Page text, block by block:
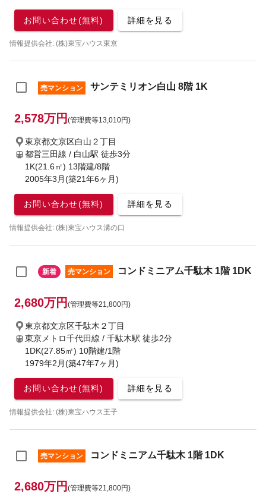
お問い合わせ(無料) 詳細を見る
情報提供会社: (株)東宝ハウス東京
売マンション サンテミリオン白山 8階 1K
2,578万円 (管理費等13,010円)
東京都文京区白山２丁目
都営三田線 / 白山駅 徒歩3分
1K(21.6㎡) 13階建/8階
2005年3月(築21年6ヶ月)
お問い合わせ(無料) 詳細を見る
情報提供会社: (株)東宝ハウス溝の口
新着 売マンション コンドミニアム千駄木 1階 1DK
2,680万円 (管理費等21,800円)
東京都文京区千駄木２丁目
東京メトロ千代田線 / 千駄木駅 徒歩2分
1DK(27.85㎡) 10階建/1階
1979年2月(築47年7ヶ月)
お問い合わせ(無料) 詳細を見る
情報提供会社: (株)東宝ハウス王子
売マンション コンドミニアム千駄木 1階 1DK
2,680万円 (管理費等21,800円)